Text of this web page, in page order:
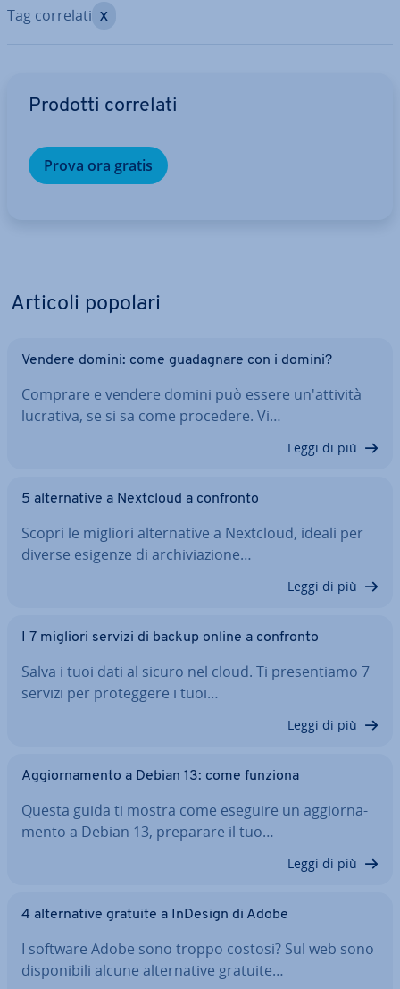
Tag correlati X
Prodotti correlati
Prova ora gratis
Articoli popolari
Vendere domini: come gua­da­gna­re con i domini?
Comprare e vendere domini può essere un'at­ti­vi­tà
lucrativa, se si sa come procedere. Vi…
Leggi di più
5 al­ter­na­ti­ve a Nextcloud a confronto
Scopri le migliori al­ter­na­ti­ve a Nextcloud, ideali per
diverse esigenze di ar­chi­via­zio­ne…
Leggi di più
I 7 migliori servizi di backup online a confronto
Salva i tuoi dati al sicuro nel cloud. Ti pre­sen­tia­mo 7
servizi per pro­teg­ge­re i tuoi…
Leggi di più
Ag­gior­na­men­to a Debian 13: come funziona
Questa guida ti mostra come eseguire un ag­gior­na­
men­to a Debian 13, preparare il tuo…
Leggi di più
4 al­ter­na­ti­ve gratuite a InDesign di Adobe
I software Adobe sono troppo costosi? Sul web sono
di­spo­ni­bi­li alcune al­ter­na­ti­ve gratuite…